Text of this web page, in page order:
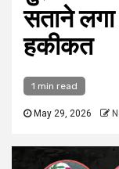
सताने
हकीकत
1 min read
May 29, 2026